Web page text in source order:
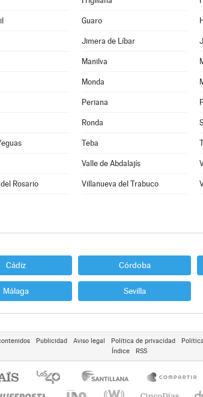
Guaro
Jimera de Líbar
Manilva
Monda
Periana
Ronda
Teba
Valle de Abdalajís
Rosario Villanueva del Trabuco
Cádiz Córdoba
Málaga Sevilla
Publicidad Aviso legal Política de privacidad
Índice
RSS